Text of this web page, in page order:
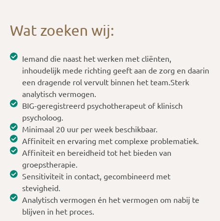
Wat zoeken wij:
Iemand die naast het werken met cliënten,
inhoudelijk mede richting geeft aan de zorg en daarin
een dragende rol vervult binnen het team.Sterk
analytisch vermogen.
BIG-geregistreerd psychotherapeut of klinisch
psycholoog.
Minimaal 20 uur per week beschikbaar.
Affiniteit en ervaring met complexe problematiek.
Affiniteit en bereidheid tot het bieden van
groepstherapie.
Sensitiviteit in contact, gecombineerd met
stevigheid.
Analytisch vermogen én het vermogen om nabij te
blijven in het proces.